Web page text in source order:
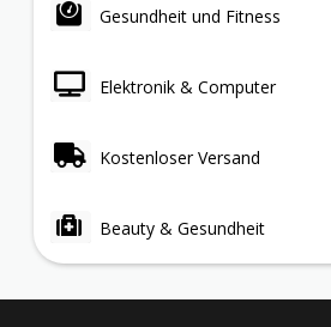
Gesundheit und Fitness
Elektronik & Computer
Kostenloser Versand
Beauty & Gesundheit